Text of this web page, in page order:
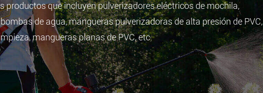
productos que incluyen pulverizadores eléctricos de mochila,
de agua, mangueras pulverizadoras de alta presión de PVC,
mangueras planas de PVC, etc.